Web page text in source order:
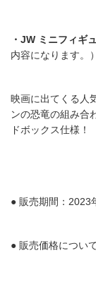
・JW ミニフィギ
内容になります。）
映画に出てくる人
ンの恐竜の組み合
ドボックス仕様！
● 販売期間：
● 販売価格につい